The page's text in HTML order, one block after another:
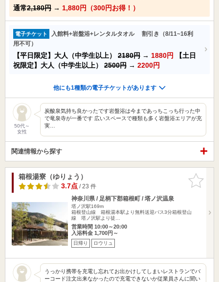
通常2,180円 → 1,880円（300円お得！）
電子チケット
入館料+岩盤浴+レンタルタオル 割引き（8/11~16利
用不可）
【平日限定】大人（中学生以上） 2180円 → 1880円
【土日
祝限定】大人（中学生以上） 2500円 → 2200円
他にも1種類の電子チケットがあります
50代～
女性
炭酸泉気持ち良かったです岩盤浴は今まであっちこっち行った中
で竜泉寺が一番です 広いスペースで種類も多く岩盤浴エリアが充
実…
関連情報から探す
お気に入
りに追加
箱根湯寮（ゆりょう）
3.7点/ 23 件
神奈川県 / 足柄下郡箱根町 / 塔ノ沢温泉
塔ノ沢駅169m
箱根登山線 箱根湯本駅より無料送迎バス3分箱根登山
線 塔ノ沢駅より徒…
営業時間 10:00～20:00
入浴料金 1,700円～
日帰り ロウリュ
うっかり携帯を充電し忘れてお出かけしてしまいレストランでバ
ーコード注文出来なかったので充電できないか従業員さんに聞い